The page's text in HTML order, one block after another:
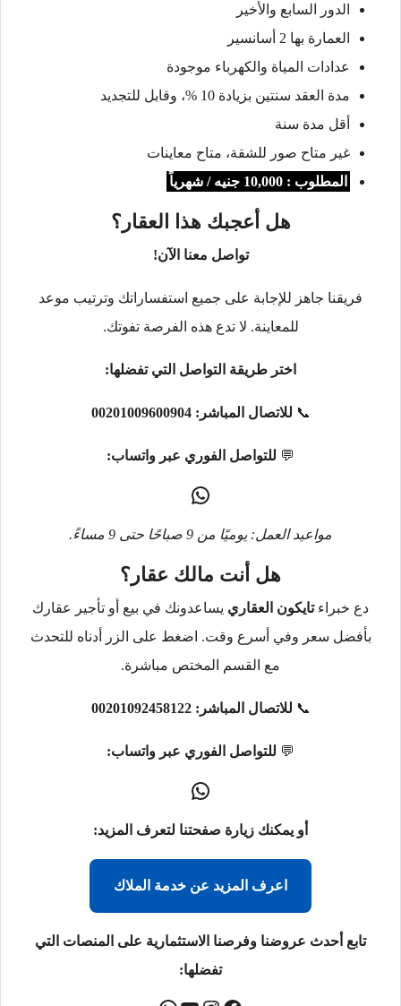
الدور السابع والأخير
العمارة بها 2 أسانسير
عدادات المياة والكهرباء موجودة
مدة العقد سنتين بزيادة 10 %، وقابل للتجديد
أقل مدة سنة
غير متاح صور للشقة، متاح معاينات
المطلوب : 10,000 جنيه / شهرياً
هل أعجبك هذا العقار؟
تواصل معنا الآن!
فريقنا جاهز للإجابة على جميع استفساراتك وترتيب موعد
للمعاينة. لا تدع هذه الفرصة تفوتك.
اختر طريقة التواصل التي تفضلها:
📞 للاتصال المباشر: 00201009600904
💬 للتواصل الفوري عبر واتساب:
مواعيد العمل: يوميًا من 9 صباحًا حتى 9 مساءً.
هل أنت مالك عقار؟
دع خبراءتايكون العقاري يساعدونك في بيع أو تأجير عقارك
بأفضل سعر وفي أسرع وقت. اضغط على الزر أدناه للتحدث
مع القسم المختص مباشرة.
📞 للاتصال المباشر: 00201092458122
💬 للتواصل الفوري عبر واتساب:
أو يمكنك زيارة صفحتنا لتعرف المزيد:
اعرف المزيد عن خدمة الملاك
تابع أحدث عروضنا وفرصنا الاستثمارية على المنصات التي
تفضلها: